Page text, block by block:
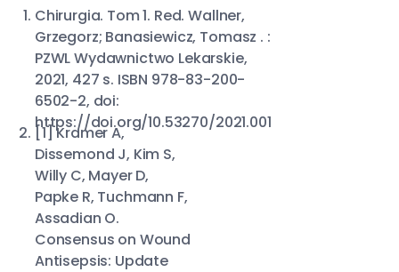
Chirurgia. Tom 1. Red. Wallner,
Grzegorz; Banasiewicz, Tomasz . :
PZWL Wydawnictwo Lekarskie,
2021, 427 s. ISBN 978-83-200-
6502-2, doi:
https://doi.org/10.53270/2021.001
[1] Kramer A,
Dissemond J, Kim S,
Willy C, Mayer D,
Papke R, Tuchmann F,
Assadian O.
Consensus on Wound
Antisepsis: Update